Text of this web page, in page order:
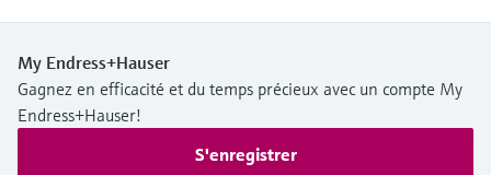
My Endress+Hauser
Gagnez en efficacité et du temps précieux avec un compte My
Endress+Hauser!
S'enregistrer